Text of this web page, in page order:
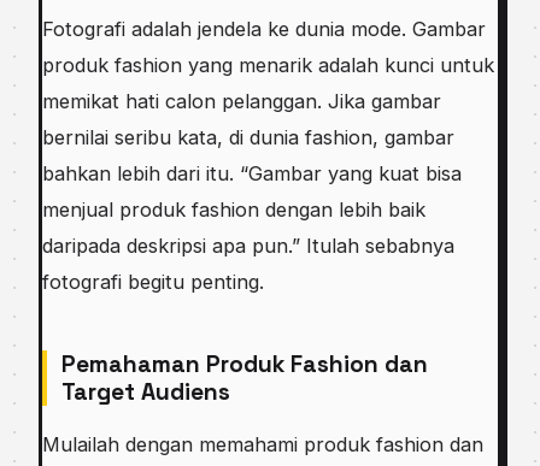
Fotografi adalah jendela ke dunia mode. Gambar
produk fashion yang menarik adalah kunci untuk
memikat hati calon pelanggan. Jika gambar
bernilai seribu kata, di dunia fashion, gambar
bahkan lebih dari itu. “Gambar yang kuat bisa
menjual produk fashion dengan lebih baik
daripada deskripsi apa pun.” Itulah sebabnya
fotografi begitu penting.
Pemahaman Produk Fashion dan
Target Audiens
Mulailah dengan memahami produk fashion dan